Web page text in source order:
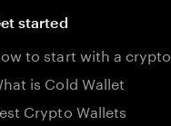
started
to start with a crypto
is Cold Wallet
Crypto Wallets